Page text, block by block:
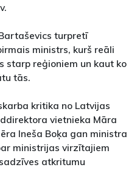
turpretī
ministrs, kurš reāli
reģioniem un kaut ko
tās.
kritika no Latvijas
vietnieka Māra
Ineša Boķa gan ministra
ministrijas virzītajiem
atkritumu